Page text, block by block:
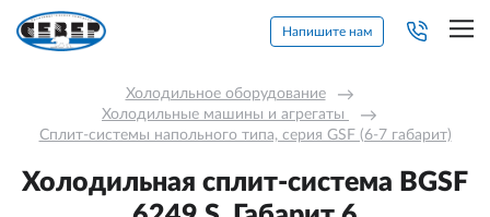
Напишите нам
Холодильное оборудование →
Холодильные машины и агрегаты →
Сплит-системы напольного типа, серия GSF (6-7 габарит)
Холодильная сплит-система BGSF